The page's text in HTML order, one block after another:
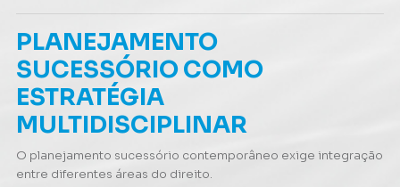
PLANEJAMENTO
SUCESSÓRIO COMO
ESTRATÉGIA
MULTIDISCIPLINAR
O planejamento sucessório contemporâneo exige integração
entre diferentes áreas do direito.